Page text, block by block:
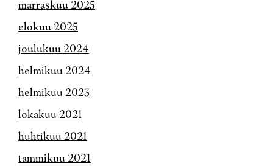
marraskuu 2025
elokuu 2025
joulukuu 2024
helmikuu 2024
helmikuu 2023
lokakuu 2021
huhtikuu 2021
tammikuu 2021